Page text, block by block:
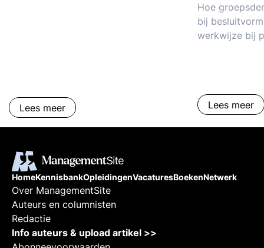
Lees meer
Hoe
bij
werkwijze bij
besluitvorming
Lees meer
HomeKennisbankOpleidingenVacaturesBoekenNetwerk
Over ManagementSite
Auteurs en columnisten
Redactie
Info auteurs & upload artikel >>